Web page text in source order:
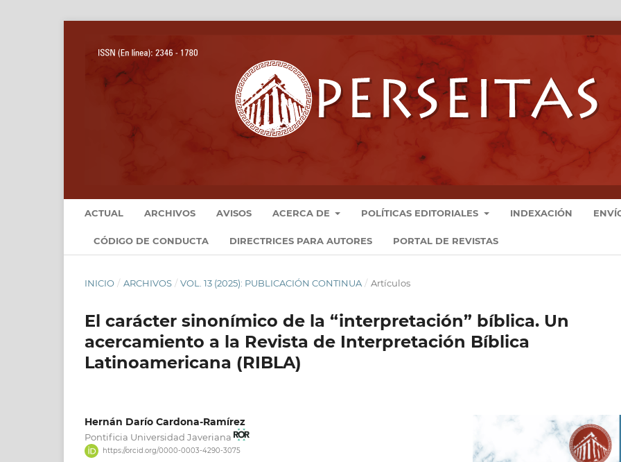
ACTUAL ARCHIVOS AVISOS ACERCA DE POLÍTICAS EDITORIALES INDEXACIÓN
CÓDIGO DE CONDUCTA DIRECTRICES PARA AUTORES PORTAL DE REVISTAS
INICIO / ARCHIVOS / VOL. 13 (2025): PUBLICACIÓN CONTINUA / Artículos
El carácter sinonímico de la “interpretación” bíblica. Un
acercamiento a la Revista de Interpretación Bíblica
Latinoamericana (RIBLA)
Hernán Darío Cardona-Ramírez
Pontificia Universidad Javeriana
https://orcid.org/0000-0003-4290-3075